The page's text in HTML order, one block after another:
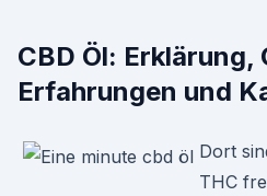
CBD Öl: Erklärung,
Erfahrungen und
Dort
THC